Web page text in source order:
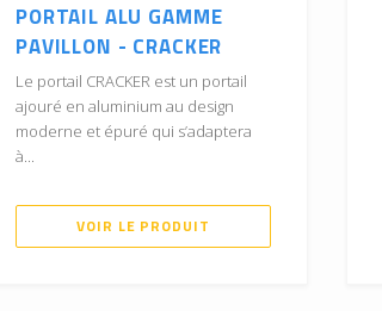
PORTAIL ALU GAMME
PAVILLON - CRACKER
Le portail CRACKER est un portail
ajouré en aluminium au design
moderne et épuré qui s’adaptera
à...
VOIR LE PRODUIT